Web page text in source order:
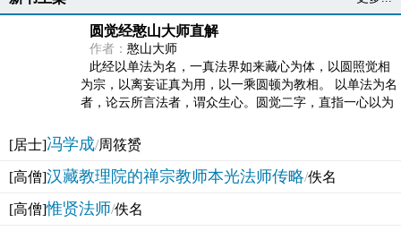
圆觉经憨山大师直解
作者： 憨山大师
此经以单法为名，一真法界如来藏心为体，以圆照觉相
为宗，以离妄证真为用，以一乘圆顿为教相。 以单法为名
者，论云所言法者，谓众生心。圆觉二字，直指一心以为
[居士]冯学成/周筱赟
[高僧]汉藏教理院的禅宗教师本光法师传略/佚名
[高僧]惟贤法师/佚名